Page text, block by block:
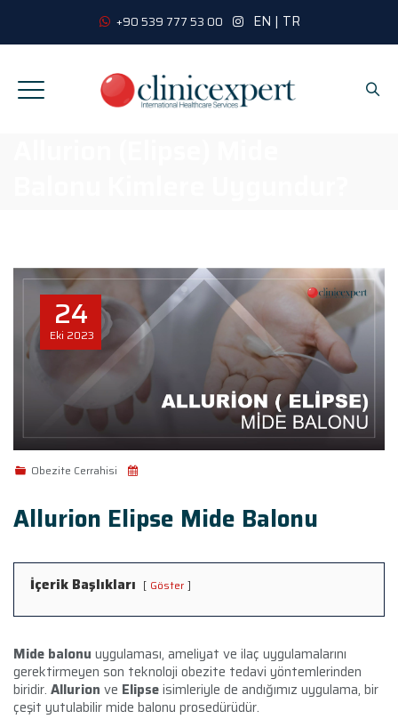
+90 539 777 53 00 EN | TR
24
Eki 2023
Obezite Cerrahisi
Allurion Elipse Mide Balonu
İçerik Başlıkları Göster
Mide balonu uygulaması, ameliyat ve ilaç uygulamalarını
gerektirmeyen son teknoloji obezite tedavi yöntemlerinden
biridir. Allurion ve Elipseisimleriyle de andığımız uygulama, bir
çeşit yutulabilir mide balonu prosedürüdür.